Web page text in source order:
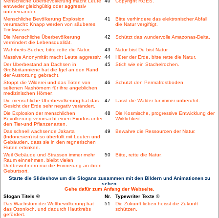
entweder gleichgültig oder aggressiv
untereinander.
Menschliche Bevölkerung Explosion
verursacht: Knapp werden von säuberes
Trinkwasser.
41
Bitte verhindere das elektronischer Abfall
die Natur vergiftigt.
Die Menschliche Überbevölkerung
vermindert die Lebensqualität.
42 Schützt das wundervolle Amazonas-Delta.
Wahrheits-Sucher, bitte rette die Natur. 43
Natur bist Du bist Natur.
Massive Anonymität macht Leute aggressiv.
44
Hüter der Erde, bitte rette die Natur.
Der Überbestand an Dachsen in
Großbritanniene hat die Igel an den Rand
der Ausrottung gebracht.
45 Stich wie ein Stachelrochen.
Stoppt die Wilderei und das Töten von
seltenen Nashörnern für ihre angeblichen
medizinischen Hörner.
46 Schützt den Permafrostboden.
Die menschliche Überbevölkerung hat das
Gesicht der Erde sehr negativ verändert.
47 Lasst die Wälder für immer unberührt.
Die Explosion der menschlichen
Bevölkerung verursacht einen Exodus unter
den Tier-und Pflanzenarten.
48
Die Kosmische, progressive Entwicklung der
Wirklichkeit.
Das schnell wachsende Jakarta
(Indonesien) ist so überfüllt mit Leuten und
Gebäuden, dass sie in den regnerischen
Fluten ertrinken.
49 Bewahre die Ressourcen der Natur.
Weil Gebäude und Strassen immer mehr
Raum einnehmen, bleibt vielen
Dorfbewohnern nur die Erinnerung an ihren
Geburtsort.
50 Bitte, rette die Natur.
Starte die Slideshow um die Slogans zusammen mit den Bildern und Animationen zu
sehen.
Gehe dafür zum Anfang der Webseite.
Slogan Titels ©
Nr.
Typewriter Texte ©
Das Wachstum der Weltbevölkerung hat
das Ozonloch, und dadurch Hautkrebs
gefördert.
51
Die Zukunft lieben heisst die Zukunft
schützen.